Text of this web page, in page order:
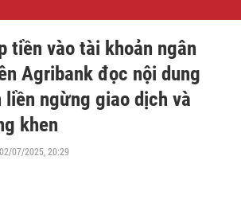
tiền vào tài khoản ngân
Agribank đọc nội dung
liền ngừng giao dịch và
khen
07/2025, 20:29